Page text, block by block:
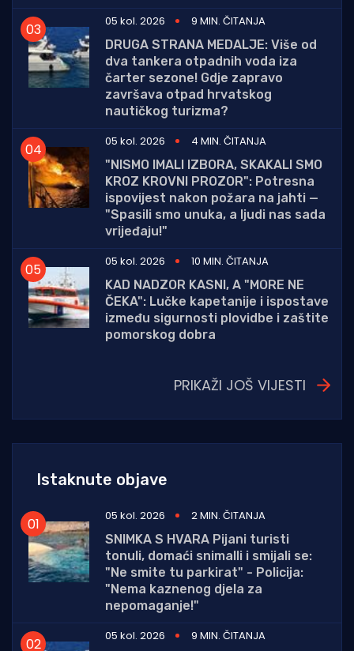
05 kol. 2026
9 MIN. ČITANJA
DRUGA STRANA MEDALJE: Više od
dva tankera otpadnih voda iza
čarter sezone! Gdje zapravo
završava otpad hrvatskog
nautičkog turizma?
05 kol. 2026
4 MIN. ČITANJA
"NISMO IMALI IZBORA, SKAKALI SMO
KROZ KROVNI PROZOR": Potresna
ispovijest nakon požara na jahti —
"Spasili smo unuka, a ljudi nas sada
vrijeđaju!"
05 kol. 2026
10 MIN. ČITANJA
KAD NADZOR KASNI, A "MORE NE
ČEKA": Lučke kapetanije i ispostave
između sigurnosti plovidbe i zaštite
pomorskog dobra
PRIKAŽI JOŠ VIJESTI
Istaknute objave
05 kol. 2026
2 MIN. ČITANJA
SNIMKA S HVARA Pijani turisti
tonuli, domaći snimalli i smijali se:
"Ne smite tu parkirat" - Policija:
"Nema kaznenog djela za
nepomaganje!"
05 kol. 2026
9 MIN. ČITANJA